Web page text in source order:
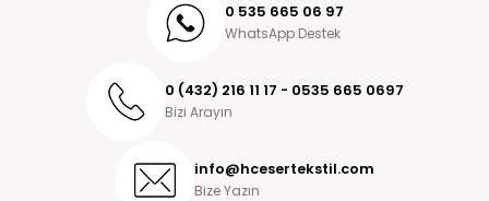
0 535 665 06 97
WhatsApp Destek
0 (432) 216 11 17 - 0535 665 0697
Bizi Arayın
info@hcesertekstil.com
Bize Yazın